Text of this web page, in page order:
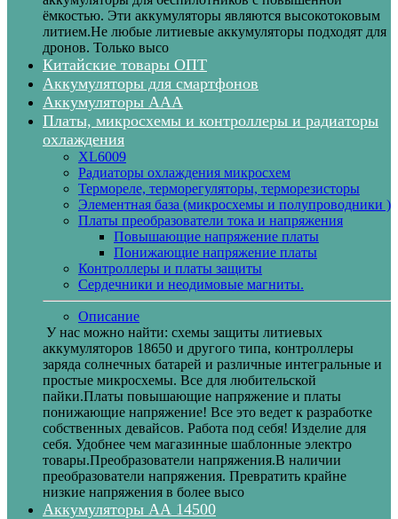
ёмкостью. Эти аккумуляторы являются высокотоковым
литием.Не любые литиевые аккумуляторы подходят для
дронов. Только высо
Китайские товары ОПТ
Аккумуляторы для смартфонов
Аккумуляторы ААА
Платы, микросхемы и контроллеры и радиаторы
охлаждения
XL6009
Радиаторы охлаждения микросхем
Термореле, терморегуляторы, терморезисторы
Элементная база (микросхемы и полупроводники )
Платы преобразователи тока и напряжения
Повышающие напряжение платы
Понижающие напряжение платы
Контроллеры и платы защиты
Сердечники и неодимовые магниты.
Описание
У нас можно найти: схемы защиты литиевых
аккумуляторов 18650 и другого типа, контроллеры
заряда солнечных батарей и различные интегральные и
простые микросхемы. Все для любительской
пайки.Платы повышающие напряжение и платы
понижающие напряжение! Все это ведет к разработке
собственных девайсов. Работа под себя! Изделие для
себя. Удобнее чем магазинные шаблонные электро
товары.Преобразователи напряжения.В наличии
преобразователи напряжения. Превратить крайне
низкие напряжения в более высо
Аккумуляторы АА 14500